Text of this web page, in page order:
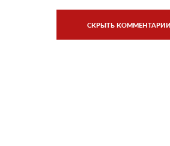
СКРЫТЬ КОММЕНТАРИИ